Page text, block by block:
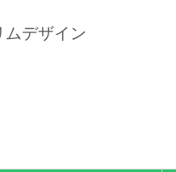
ムデザイン